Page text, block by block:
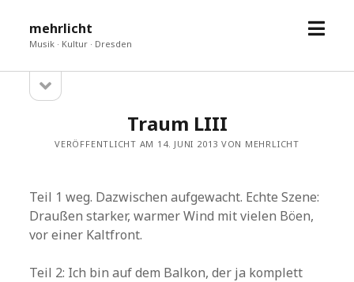
mehrlicht
Musik · Kultur · Dresden
Menü
Sidebar
öffnen
Traum LIII
VERÖFFENTLICHT AM 14. JUNI 2013 VON MEHRLICHT
Teil 1 weg. Dazwischen aufgewacht. Echte Szene:
Draußen starker, warmer Wind mit vielen Böen,
vor einer Kaltfront.
Teil 2: Ich bin auf dem Balkon, der ja komplett